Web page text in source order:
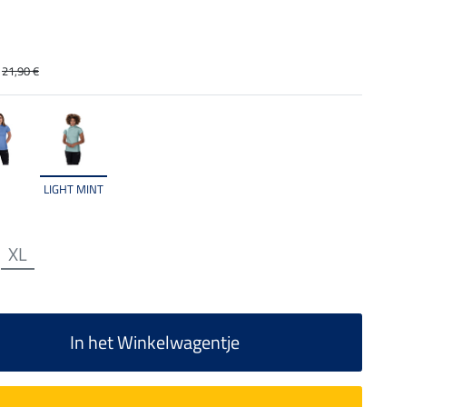
LIGHT MINT
XL
21,90 €
In het Winkelwagentje